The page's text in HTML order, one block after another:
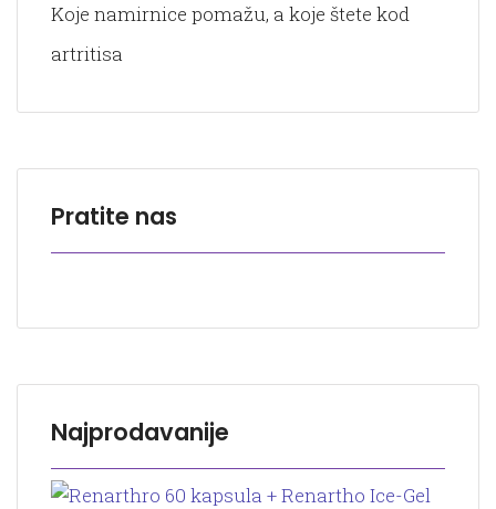
Koje namirnice pomažu, a koje štete kod
artritisa
Pratite nas
Najprodavanije